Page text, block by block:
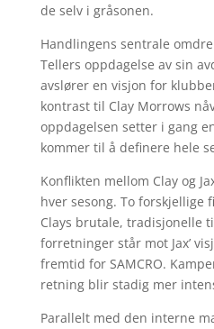
de selv i gråsonen.
Handlingens sentrale
Tellers oppdagelse av sin
avslører en visjon for
kontrast til Clay Morrows
oppdagelsen setter i gang
kommer til å definere hele
Konflikten mellom Clay og
hver sesong. To forskjellige
Clays brutale, tradisjonelle
forretninger står mot Jax’
fremtid for SAMCRO.
retning blir stadig mer
Parallelt med den interne